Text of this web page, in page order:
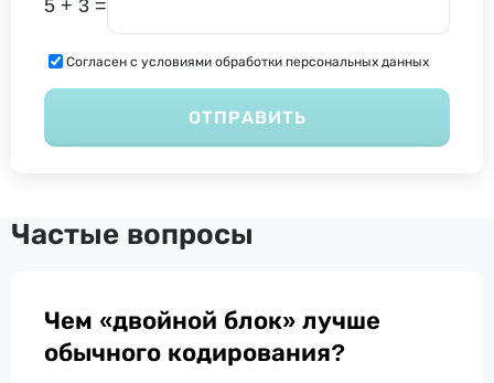
5 + 3 =
Согласен с условиями обработки персональных данных
ОТПРАВИТЬ
Частые вопросы
Чем «двойной блок» лучше
обычного кодирования?